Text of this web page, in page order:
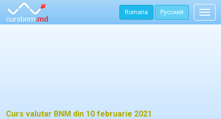
Romana Русский
Curs valutar BNM din 10 februarie 2021